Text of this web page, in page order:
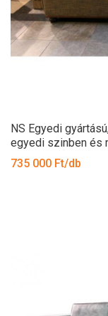
NS Egyedi
egyedi szinben és
735 000 Ft/db